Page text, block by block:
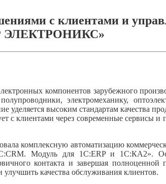
с клиентами и
ЭЛЕКТРОНИКС»
компонентов зарубежного
электромеханику,
уделяется высоким стандартам качества
с клиентами через современные сервисы
комплексную автоматизацию
Модуль для 1С:ERP и 1С:КА2».
контакта и завершая
качества обслуживания клиентов.